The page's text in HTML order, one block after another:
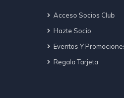
Acceso Socios Club
Hazte Socio
Eventos Y
Regala Tarjeta